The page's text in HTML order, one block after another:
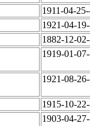
1911-04-
1921-04-
1882-12-
1919-01-
1921-08-
1915-10-
1903-04-